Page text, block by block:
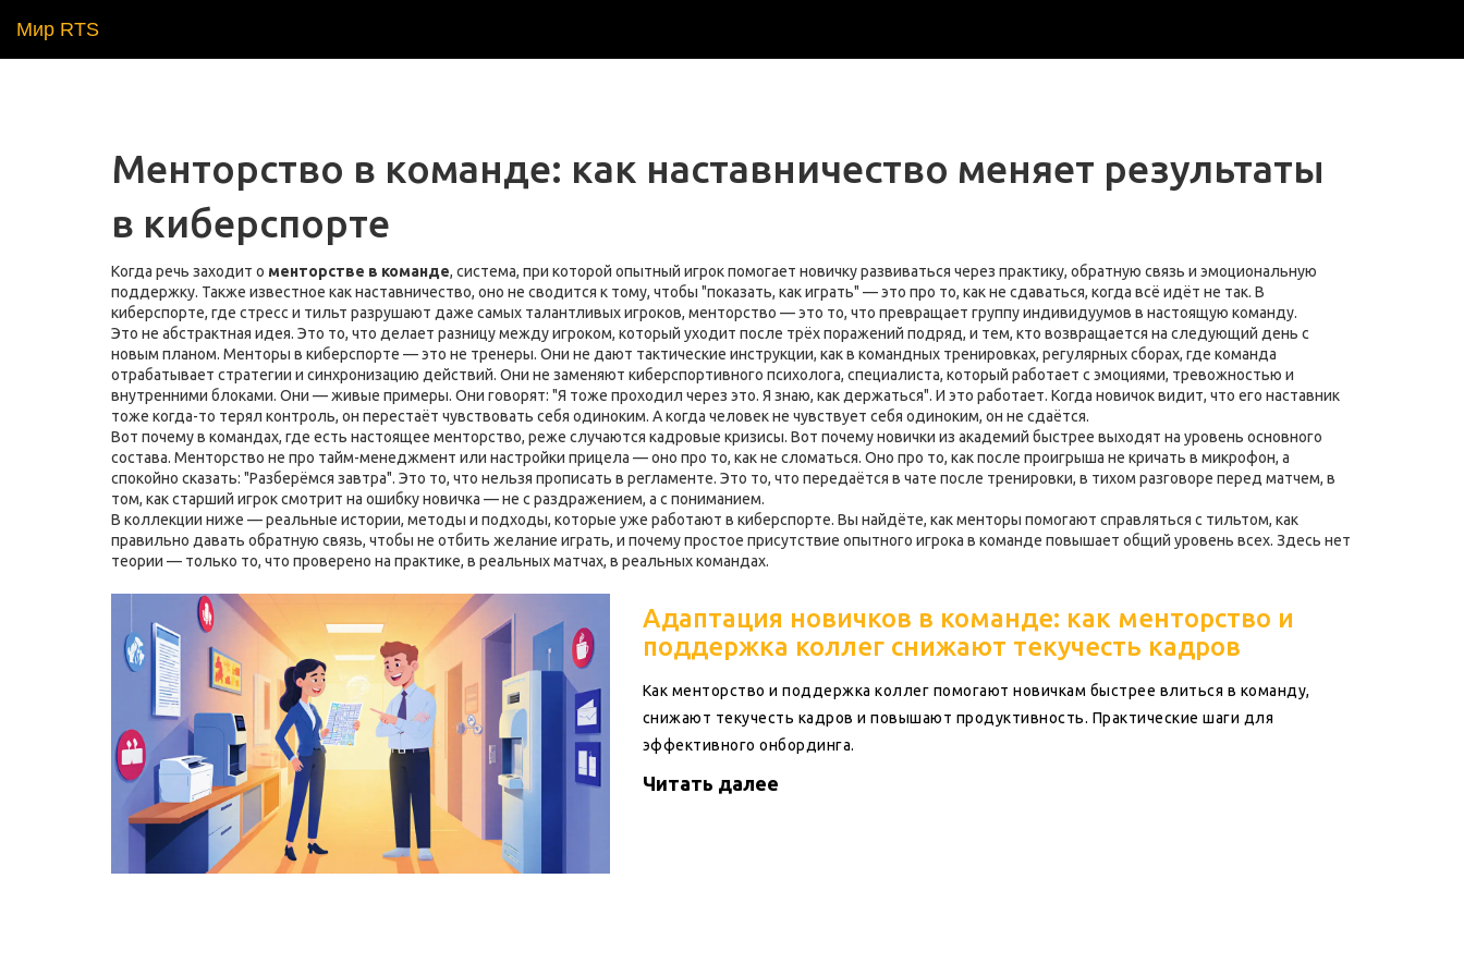
Мир RTS
Менторство в команде: как наставничество меняет результаты
в киберспорте
Когда речь заходит о менторстве в команде, система, при которой опытный игрок помогает новичку развиваться через практику, обратную связь и эмоциональную
поддержку. Также известное какнаставничество, оно не сводится к тому, чтобы "показать, как играть" — это про то, как не сдаваться, когда всё идёт не так. В
киберспорте, где стресс и тильт разрушают даже самых талантливых игроков, менторство — это то, что превращает группу индивидуумов в настоящую команду.
Это не абстрактная идея. Это то, что делает разницу между игроком, который уходит после трёх поражений подряд, и тем, кто возвращается на следующий день с
новым планом. Менторы в киберспорте — это не тренеры. Они не дают тактические инструкции, как в командных тренировках, регулярных сборах, где команда
отрабатывает стратегии и синхронизацию действий. Они не заменяют киберспортивного психолога, специалиста, который работает с эмоциями, тревожностью и
внутренними блоками. Они — живые примеры. Они говорят: "Я тоже проходил через это. Я знаю, как держаться". И это работает. Когда новичок видит, что его наставник
тоже когда-то терял контроль, он перестаёт чувствовать себя одиноким. А когда человек не чувствует себя одиноким, он не сдаётся.
Вот почему в командах, где есть настоящее менторство, реже случаются кадровые кризисы. Вот почему новички из академий быстрее выходят на уровень основного
состава. Менторство не про тайм-менеджмент или настройки прицела — оно про то, как не сломаться. Оно про то, как после проигрыша не кричать в микрофон, а
спокойно сказать: "Разберёмся завтра". Это то, что нельзя прописать в регламенте. Это то, что передаётся в чате после тренировки, в тихом разговоре перед матчем, в
том, как старший игрок смотрит на ошибку новичка — не с раздражением, а с пониманием.
В коллекции ниже — реальные истории, методы и подходы, которые уже работают в киберспорте. Вы найдёте, как менторы помогают справляться с тильтом, как
правильно давать обратную связь, чтобы не отбить желание играть, и почему простое присутствие опытного игрока в команде повышает общий уровень всех. Здесь нет
теории — только то, что проверено на практике, в реальных матчах, в реальных командах.
Адаптация новичков в команде: как менторство и
поддержка коллег снижают текучесть кадров
Как менторство и поддержка коллег помогают новичкам быстрее влиться в команду,
снижают текучесть кадров и повышают продуктивность. Практические шаги для
эффективного онбординга.
Читать далее